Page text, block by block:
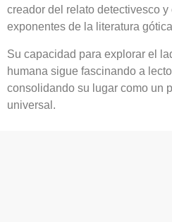
creador del relato detectivesco
exponentes de la literatura
Su capacidad para explorar el
humana sigue fascinando a
consolidando su lugar como un
universal.